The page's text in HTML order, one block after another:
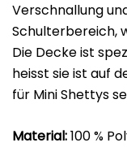
Verschnallung
Schulterbereich,
Die Decke ist
heisst sie ist auf
für Mini Shettys
Material:100 %